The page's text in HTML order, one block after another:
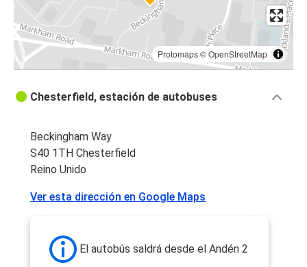
Protomaps©OpenStreetMap
Chesterfield, estación de autobuses
Beckingham Way
S40 1TH Chesterfield
Reino Unido
Ver esta dirección en Google Maps
El autobús saldrá desde el Andén 2